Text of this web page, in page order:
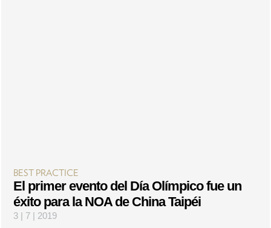
BEST PRACTICE
El primer evento del Día Olímpico fue un
éxito para la NOA de China Taipéi
3 | 7 | 2019